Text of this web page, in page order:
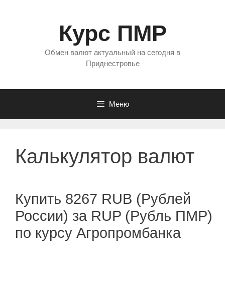
Курс ПМР
Обмен валют актуальный на сегодня в
Приднестровье
Меню
Калькулятор валют
Купить 8267 RUB (Рублей
России) за RUP (Рубль ПМР)
по курсу Агропромбанка